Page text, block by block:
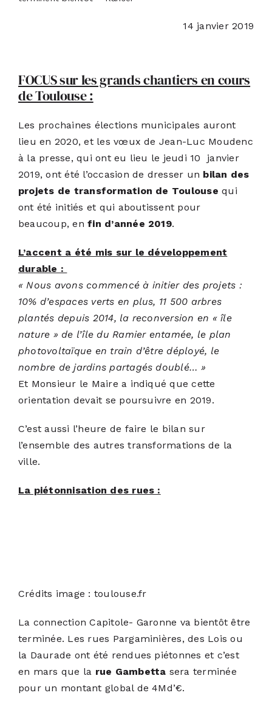
14 janvier 2019
FOCUS sur les grands chantiers en cours
de Toulouse :
Les prochaines élections municipales auront
lieu en 2020, et les vœux de Jean-Luc Moudenc
à la presse, qui ont eu lieu le jeudi 10 janvier
2019, ont été l’occasion de dresser un bilan des
projets de transformation de Toulouse qui
ont été initiés et qui aboutissent pour
beaucoup, enfin d’année 2019.
L’accent a été mis sur le développement
durable :
« Nous avons commencé à initier des projets :
10% d’espaces verts en plus, 11 500 arbres
plantés depuis 2014, la reconversion en « île
nature » de l’île du Ramier entamée, le plan
photovoltaïque en train d’être déployé, le
nombre de jardins partagés doublé… »
Et Monsieur le Maire a indiqué que cette
orientation devait se poursuivre en 2019.
C’est aussi l’heure de faire le bilan sur
l’ensemble des autres transformations de la
ville.
La piétonnisation des rues :
Crédits image : toulouse.fr
La connection Capitole- Garonne va bientôt être
terminée. Les rues Pargaminières, des Lois ou
la Daurade ont été rendues piétonnes et c’est
en mars que la rue Gambetta sera terminée
pour un montant global de 4Md’€.